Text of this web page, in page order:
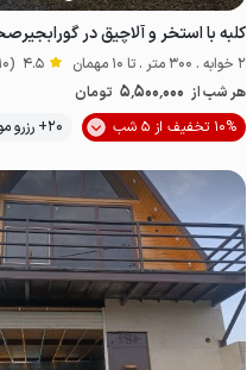
موقعیت در نقشه
2 خوابه . 300 متر . تا 10 مهمان 4.5 (10 نظر)
هر شب از 5٬500٬000 تومان
10% تخفیف از 5 شب
20+ رزرو موفق